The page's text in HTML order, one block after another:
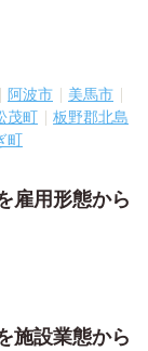
阿波市
美馬市
茂町
板野郡北島
町
雇用形態から
施設業態から